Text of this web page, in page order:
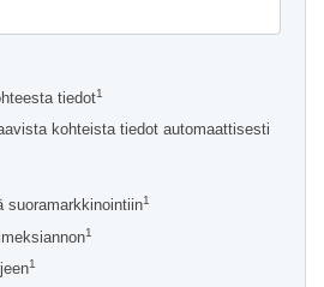
tiedot1
kohteista tiedot automaattisesti
suoramarkkinointiin1
1
1